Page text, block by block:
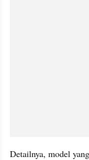
Detailnya, model